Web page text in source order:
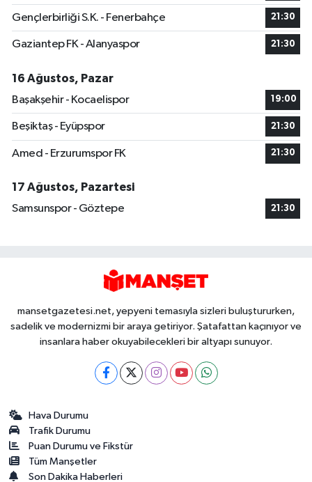
Gençlerbirliği S.K. - Fenerbahçe 21:30
Gaziantep FK - Alanyaspor 21:30
16 Ağustos, Pazar
Başakşehir - Kocaelispor
19:00
Beşiktaş - Eyüpspor 21:30
Amed - Erzurumspor FK 21:30
17 Ağustos, Pazartesi
Samsunspor - Göztepe
21:30
mansetgazetesi.net, yepyeni temasıyla sizleri buluştururken,
sadelik ve modernizmi bir araya getiriyor. Şatafattan kaçınıyor ve
insanlara haber okuyabilecekleri bir altyapı sunuyor.
Hava Durumu
Trafik Durumu
Puan Durumu ve Fikstür
Tüm Manşetler
Son Dakika Haberleri